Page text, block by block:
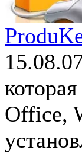
Office,